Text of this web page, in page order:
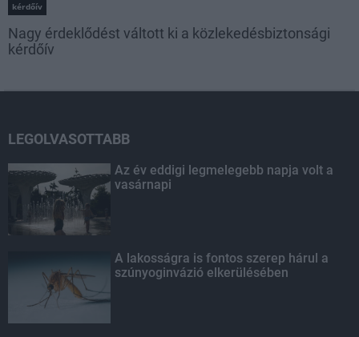
kérdőív
Nagy érdeklődést váltott ki a közlekedésbiztonsági
kérdőív
LEGOLVASOTTABB
Az év eddigi legmelegebb napja volt a
vasárnapi
A lakosságra is fontos szerep hárul a
szúnyoginvázió elkerülésében